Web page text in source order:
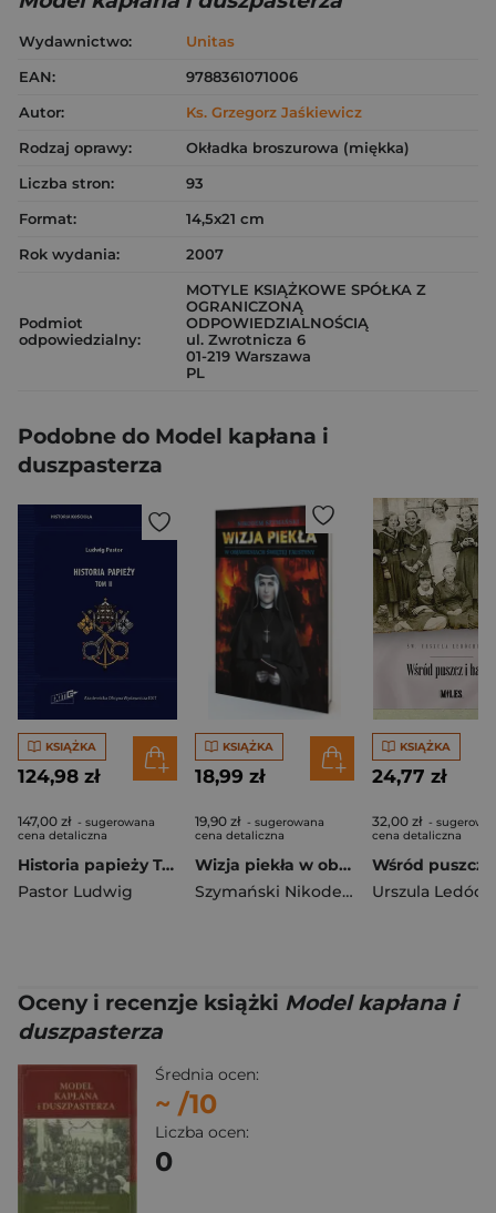
Wydawnictwo:
Unitas
EAN:
9788361071006
Autor:
Ks. Grzegorz Jaśkiewicz
Rodzaj oprawy:
Okładka broszurowa (miękka)
Liczba stron:
93
Format:
14,5x21 cm
Rok wydania:
2007
Podmiot
odpowiedzialny:
MOTYLE KSIĄŻKOWE SPÓŁKA Z
OGRANICZONĄ
ODPOWIEDZIALNOŚCIĄ
ul. Zwrotnicza 6
01-219 Warszawa
PL
Podobne do Model kapłana i
duszpasterza
KSIĄŻKA
124,98 zł
147,00 zł - sugerowana
cena detaliczna
Historia papieży Tom II
Pastor Ludwig
KSIĄŻKA
18,99 zł
19,90 zł - sugerowana
cena detaliczna
Wizja piekła w objawieniach św. Faustyny
Szymański Nikodem
KSIĄŻKA
24,77 zł
32,00 zł -
cena detaliczna
Oceny i recenzje książki Model kapłana i
duszpasterza
Średnia ocen:
~ /10
Liczba ocen:
0